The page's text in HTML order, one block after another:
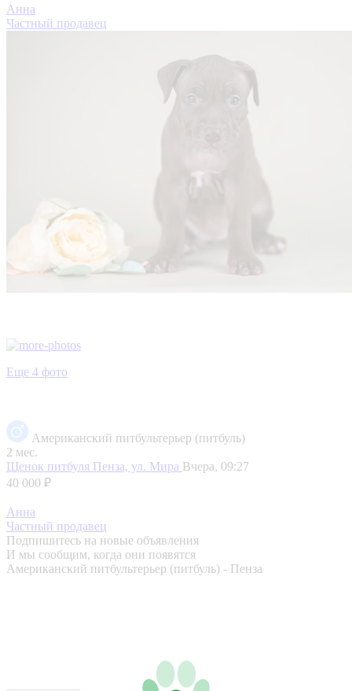
Анна
Частный продавец
Еще 4 фото
Американский питбультерьер (питбуль)
2 мес.
Щенок питбуля Пенза, ул. Мира Вчера, 09:27
40 000 ₽
Анна
Частный продавец
Подпишитесь на новые объявления
И мы сообщим, когда они появятся
Американский питбультерьер (питбуль) - Пенза